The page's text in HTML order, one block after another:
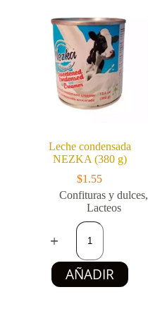
Sabor
Chocolate
Fortificada
(200
g)
cantidad
Leche condensada
NEZKA (380 g)
$1.55
Confituras y dulces,
Lacteos
Leche
condensada
NEZKA
(380
g)
cantidad
AÑADIR